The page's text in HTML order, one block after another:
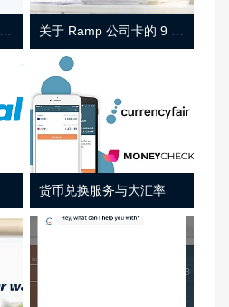
货币兑换服务与大汇率